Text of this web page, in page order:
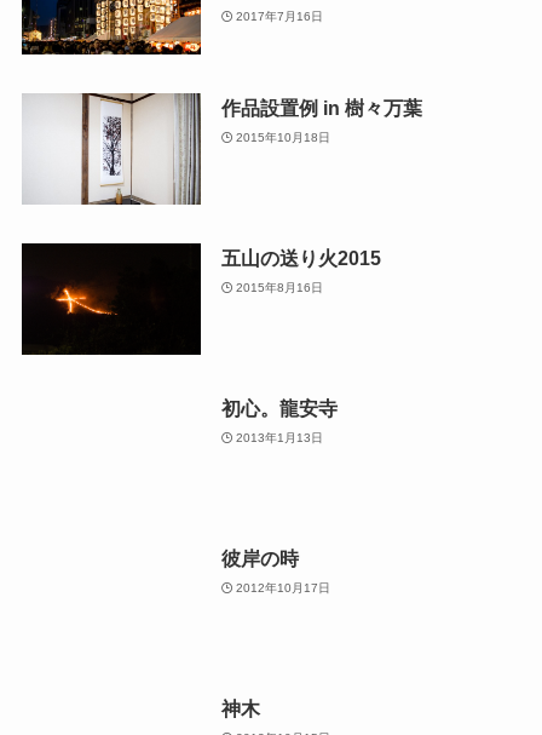
2017年7月16日
作品設置例 in 樹々万葉
2015年10月18日
五山の送り火2015
2015年8月16日
初心。龍安寺
2013年1月13日
彼岸の時
2012年10月17日
神木